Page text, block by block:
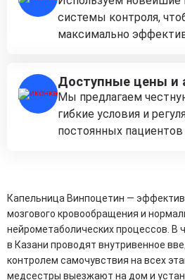
системы контроля,
максимально
Доступные цены и
Мы предлагаем
гибкие условия и
постоянных пациентов
Капельница Винпоцетин —
мозгового кровообращения и
нейрометаболических процессов. В
в Казани проводят внутривенное
контролем самочувствия на всех
медсестры выезжают на дом и